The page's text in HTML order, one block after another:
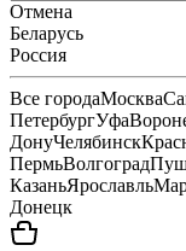
Отмена
Беларусь
Россия
Все городаМосква
ПетербургУфа
ДонуЧелябинск
ПермьВолгоград
КазаньЯрославль
Донецк